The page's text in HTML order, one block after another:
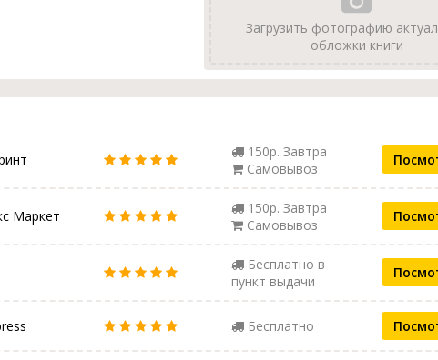
Загрузить фотографию
обложки книги
150р. Завтра
Самовывоз
Маркет
150р. Завтра
Самовывоз
Бесплатно в
пункт выдачи
Бесплатно